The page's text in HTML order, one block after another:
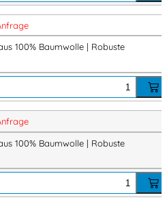
für lange Haltbarkeit
Arbeitsbedingungen.
Verlängerung der Schrittlänge
Sitz und mehr Komfort.
100% Baumwolle | Robuste
100% Baumwolle | Robuste